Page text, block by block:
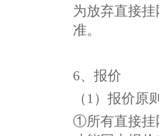
为放弃直接
准。
6、报价
（1）报价原
①所有直接挂